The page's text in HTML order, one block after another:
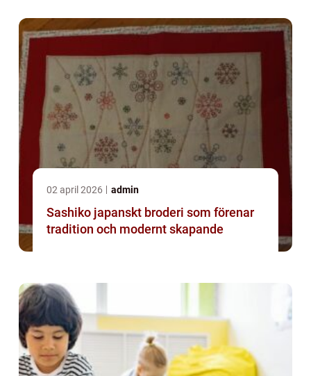
02 april 2026 admin
Sashiko japanskt broderi som förenar
tradition och modernt skapande